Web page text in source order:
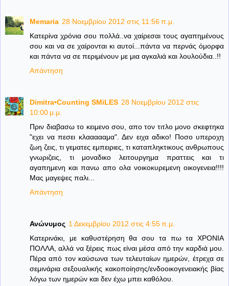
Memaria 28 Νοεμβρίου 2012 στις 11:56 π.μ.
Κατερίνα χρόνια σου πολλά..να χαίρεσαι τους αγαπημένους
σου και να σε χαίρονται κι αυτοί...πάντα να περνάς όμορφα
και πάντα να σε περιμένουν με μια αγκαλιά και λουλούδια..!!
Απάντηση
Dimitra•Counting SΜiLES 28 Νοεμβρίου 2012 στις
10:00 μ.μ.
Πριν διαβασω το κειμενο σου, απο τον τιτλο μονο σκεφτηκα
"εχει να πεσει κλαααααμα". Δεν ειχα αδικο! Ποσο υπεροχη
ζωη ζεις, τι γεματες εμπειριες, τι καταπληκτικους ανθρωπους
γνωριζεις, τι μοναδικο λειτουργημα πραττεις και τι
αγαπημενη και πανω απο ολα νοικοκυρεμενη οικογενεια!!!!
Μας μαγεψες παλι...
Απάντηση
Ανώνυμος 1 Δεκεμβρίου 2012 στις 4:55 π.μ.
Κατερινάκι, με καθυστέρηση θα σου τα πω τα ΧΡΟΝΙΑ
ΠΟΛΛΑ, αλλά να ξέρεις πως είναι μέσα από την καρδιά μου.
Πέρα από τον καύσωνα των τελευταίων ημερών, έτρεχα σε
σεμινάρια σεξουαλικής κακοποίησης/ενδοοικογενειακής βίας
λόγω των ημερών και δεν έχω μπει καθόλου.